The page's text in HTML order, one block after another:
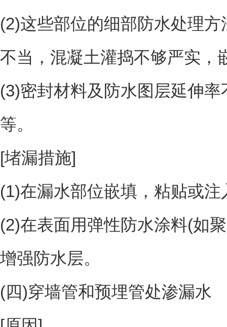
(2)这些部位的细部防水处理
不当，混凝土灌捣不够严实，
(3)密封材料及防水图层延伸
等。
[堵漏措施]
(1)在漏水部位嵌填，粘贴或
(2)在表面用弹性防水涂料(如
增强防水层。
(四)穿墙管和预埋管处渗漏水